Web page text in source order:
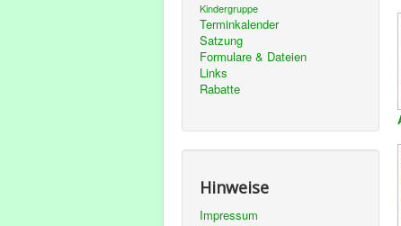
Kindergruppe
Terminkalender
Satzung
Formulare & Dateien
Links
Rabatte
Hinweise
Impressum